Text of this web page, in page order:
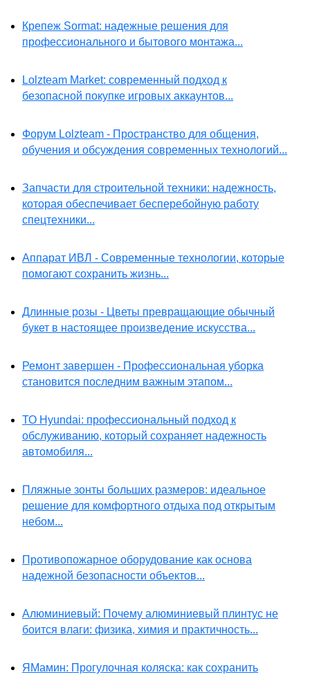
Крепеж Sormat: надежные решения для
профессионального и бытового монтажа...
Lolzteam Market: современный подход к
безопасной покупке игровых аккаунтов...
Форум Lolzteam - Пространство для общения,
обучения и обсуждения современных технологий...
Запчасти для строительной техники: надежность,
которая обеспечивает бесперебойную работу
спецтехники...
Аппарат ИВЛ - Современные технологии, которые
помогают сохранить жизнь...
Длинные розы - Цветы превращающие обычный
букет в настоящее произведение искусства...
Ремонт завершен - Профессиональная уборка
становится последним важным этапом...
ТО Hyundai: профессиональный подход к
обслуживанию, который сохраняет надежность
автомобиля...
Пляжные зонты больших размеров: идеальное
решение для комфортного отдыха под открытым
небом...
Противопожарное оборудование как основа
надежной безопасности объектов...
Алюминиевый: Почему алюминиевый плинтус не
боится влаги: физика, химия и практичность...
ЯМамин: Прогулочная коляска: как сохранить